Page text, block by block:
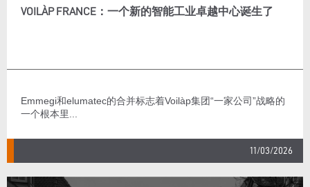
VOILÀP FRANCE：一个新的智能工业卓越中心诞生了
Emmegi和elumatec的合并标志着Voilàp集团“一家公司”战略的
一个根本里...
11/03/2026